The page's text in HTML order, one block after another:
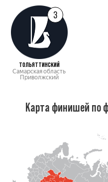
3
ТОЛЬЯТТИНСКИЙ
Самарская область
Приволжский
Карта финишей по